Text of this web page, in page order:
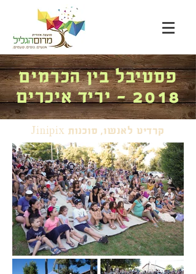
פסטיבל בין הכרמים
2018 - יריד איכרים
קרדיט לאנשו, סוכנות Jinipix